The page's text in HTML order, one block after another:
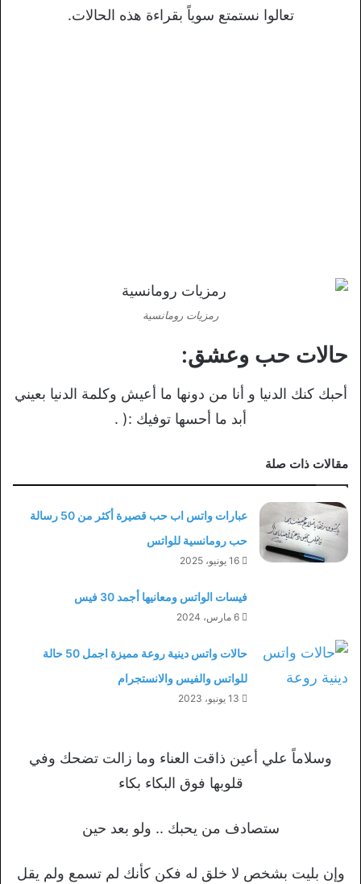
تعالوا نستمتع سوياً بقراءة هذه الحالات.
رمزيات رومانسية
حالات حب وعشق:
أحبك كنك الدنيا و أنا من دونها ما أعيش وكلمة الدنيا بعيني
أبد ما أحسها توفيك :( .
مقالات ذات صلة
عبارات واتس اب حب قصيرة أكثر من 50 رسالة
حب رومانسية للواتس
16 يونيو، 2025
فيسات الواتس ومعانيها أجمد 30 فيس
6 مارس، 2024
حالات واتس دينية روعة مميزة اجمل 50 حالة
للواتس والفيس والانستجرام
13 يونيو، 2023
وسلاماً علي أعين ذاقت العناء وما زالت تضحك وفي
قلوبها فوق البكاء بكاء
ستصادف من يحبك .. ولو بعد حين
وإن بليت بشخص لا خلق له فكن كأنك لم تسمع ولم يقل